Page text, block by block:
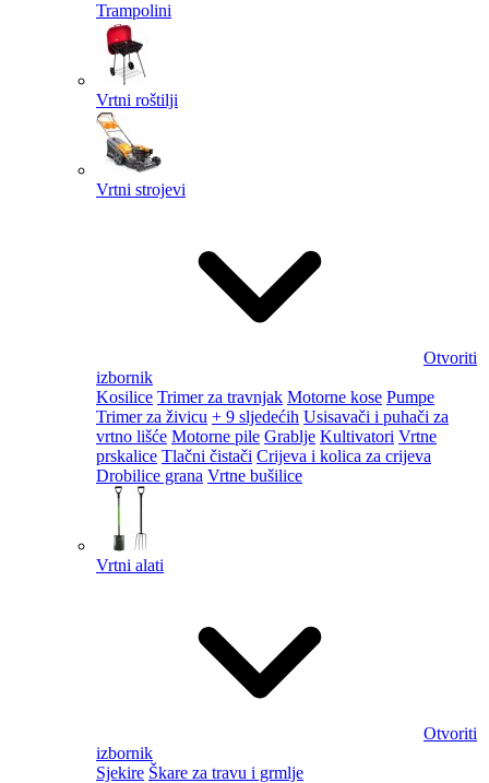
Trampolini
Vrtni roštilji
Vrtni strojevi
Otvoriti
izbornik
Kosilice Trimer za travnjak Motorne kose Pumpe
Trimer za živicu + 9 sljedećih Usisavači i puhači za
vrtno lišće Motorne pile Grablje Kultivatori Vrtne
prskalice Tlačni čistači Crijeva i kolica za crijeva
Drobilice grana Vrtne bušilice
Vrtni alati
Otvoriti
izbornik
Sjekire Škare za travu i grmlje